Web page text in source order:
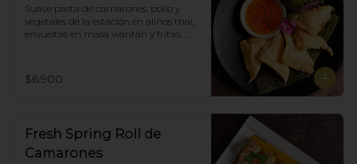
Suave pasta de camarones, pollo y
vegetales de la estación en aliños thai,
envueltas en masa wantán y fritas,
$6.900
Fresh Spring Roll de
Camarones